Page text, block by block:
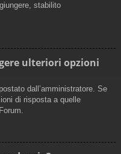
stabilito
ulteriori opzioni
dall’amministratore. Se
di risposta a quelle